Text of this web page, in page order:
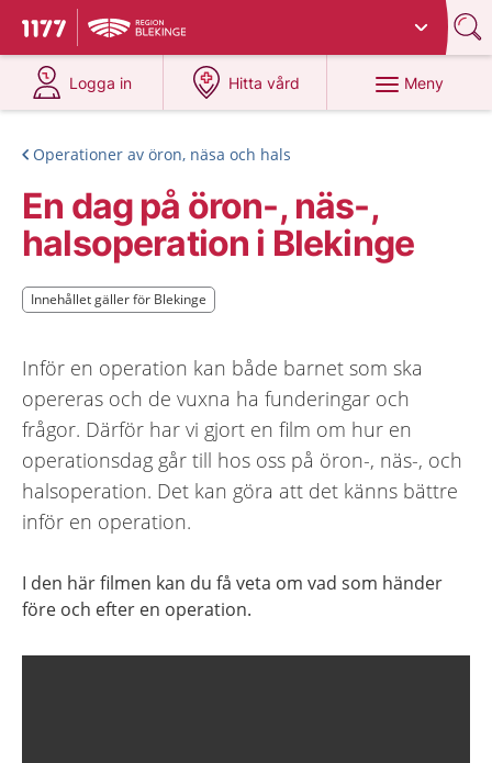
Till startsidan för 1177
Du har valt region
Logga in
på 1177.se
Hitta vård
på 1177.se
Meny
Operationer av öron, näsa och hals
En dag på öron-, näs-,
halsoperation i Blekinge
Innehållet gäller för Blekinge
Innehållet gäller för Blekinge
Inför en operation kan både barnet som ska
opereras och de vuxna ha funderingar och
frågor. Därför har vi gjort en film om hur en
operationsdag går till hos oss på öron-, näs-, och
halsoperation. Det kan göra att det känns bättre
inför en operation.
I den här filmen kan du få veta om vad som händer
före och efter en operation.